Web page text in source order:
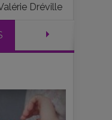
Dréville